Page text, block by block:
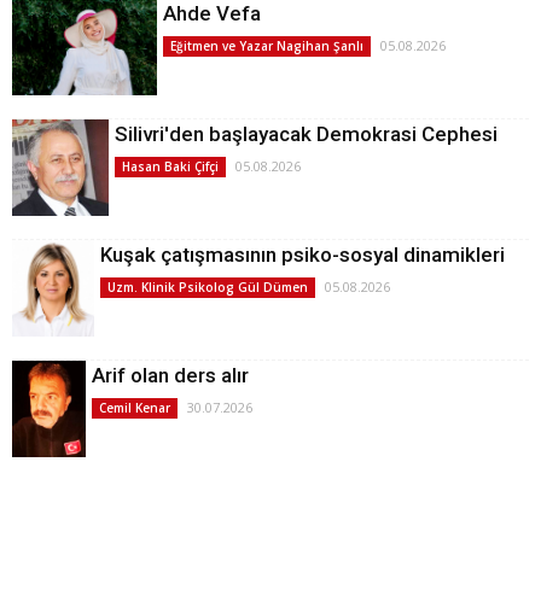
Ahde Vefa
Eğitmen ve Yazar Nagihan Şanlı 05.08.2026
Silivri'den başlayacak Demokrasi Cephesi
Hasan Baki Çifçi 05.08.2026
Kuşak çatışmasının psiko-sosyal dinamikleri
Uzm. Klinik Psikolog Gül Dümen 05.08.2026
Arif olan ders alır
Cemil Kenar 30.07.2026